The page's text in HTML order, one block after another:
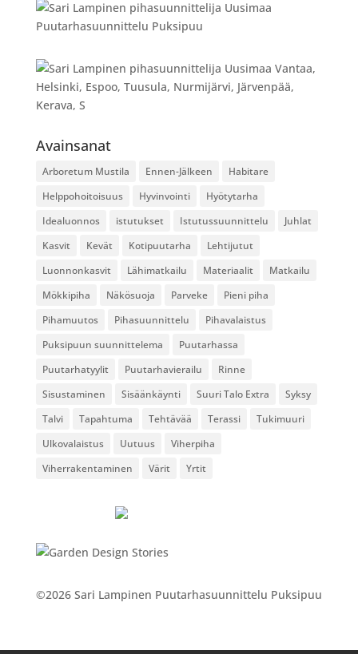
Avainsanat
Arboretum Mustila Ennen-Jälkeen
Habitare
Helppohoitoisuus
Hyvinvointi
Hyötytarha
Idealuonnos
istutukset Istutussuunnittelu
Juhlat
Kasvit
Kevät Kotipuutarha
Lehtijutut
Luonnonkasvit
Lähimatkailu Materiaalit
Matkailu
Mökkipiha
Näkösuoja Parveke
Pieni piha
Pihamuutos
Pihasuunnittelu
Pihavalaistus
Puksipuun suunnittelema
Puutarhassa
Puutarhatyylit
Puutarhavierailu
Rinne
Sisustaminen
Sisäänkäynti Suuri Talo Extra
Syksy
Talvi
Tapahtuma Tehtävää Terassi
Tukimuuri
Ulkovalaistus
Uutuus
Viherpiha
Viherrakentaminen
Värit Yrtit
©2026 Sari Lampinen Puutarhasuunnittelu Puksipuu